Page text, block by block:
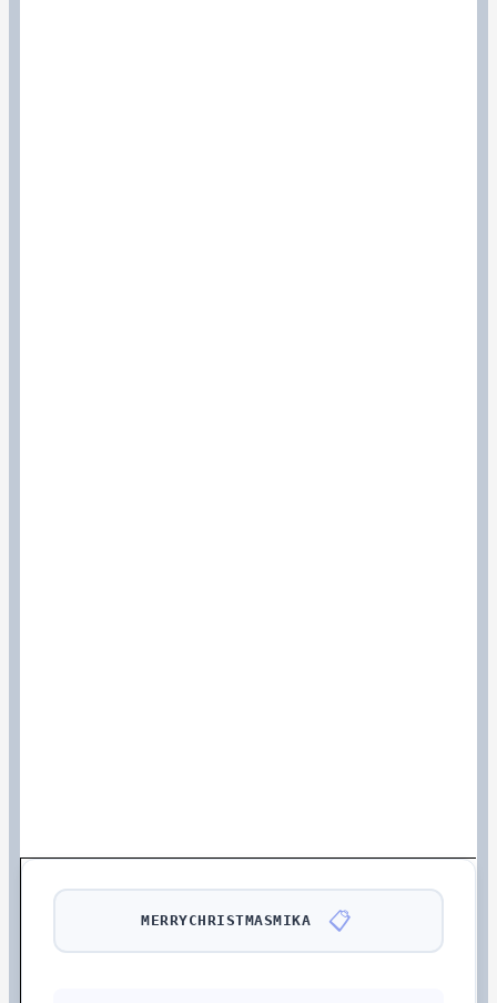
MERRYCHRISTMASMIKA 📋